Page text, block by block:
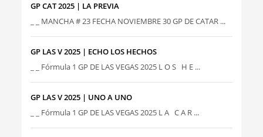
GP CAT 2025 | LA PREVIA
_ _ MANCHA # 23 FECHA NOVIEMBRE 30 GP DE CATAR ...
GP LAS V 2025 | ECHO LOS HECHOS
_ _ Fórmula 1 GP DE LAS VEGAS 2025 L O S H E ...
GP LAS V 2025 | UNO A UNO
_ _ Fórmula 1 GP DE LAS VEGAS 2025 L A C A R ...